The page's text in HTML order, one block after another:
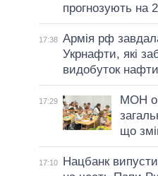
прогнозують на
17:38 Армія рф
Укрнафти, які
видобуток
17:29
МОН
що
17:10
Нацбанк